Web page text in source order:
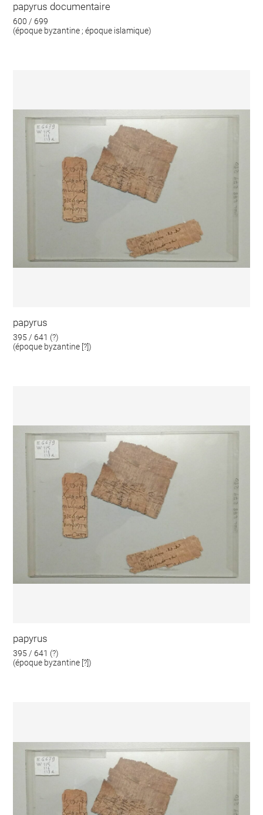
papyrus documentaire
600 / 699
(époque byzantine ; époque islamique)
papyrus
395 / 641 (?)
(époque byzantine [?])
papyrus
395 / 641 (?)
(époque byzantine [?])